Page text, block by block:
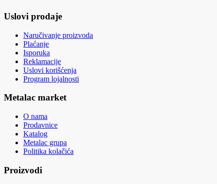
Uslovi prodaje
Naručivanje proizvoda
Plaćanje
Isporuka
Reklamacije
Uslovi korišćenja
Program lojalnosti
Metalac market
O nama
Prodavnice
Katalog
Metalac grupa
Politika kolačića
Proizvodi